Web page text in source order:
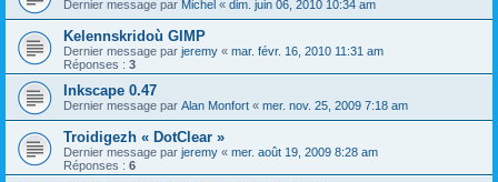
Dernier message par Michel « dim. juin 06, 2010 10:34 am
Kelennskridoù GIMP
Dernier message par jeremy « mar. févr. 16, 2010 11:31 am
Réponses : 3
Inkscape 0.47
Dernier message par Alan Monfort « mer. nov. 25, 2009 7:18 am
Troidigezh « DotClear »
Dernier message par jeremy « mer. août 19, 2009 8:28 am
Réponses : 6